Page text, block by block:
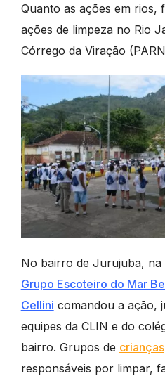
Quanto as ações em rios,
ações de limpeza no Rio
Córrego da Viração
No bairro de Jurujuba, na
Grupo Escoteiro do Mar
Cellini comandou a ação,
equipes da CLIN e do
bairro. Grupos de crianças
responsáveis por limpar,